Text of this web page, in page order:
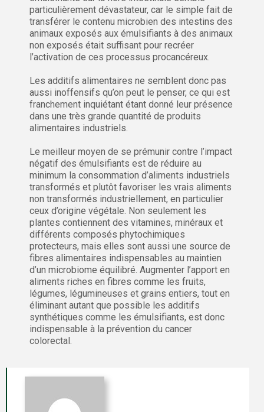
particulièrement dévastateur, car le simple fait de
transférer le contenu microbien des intestins des
animaux exposés aux émulsifiants à des animaux
non exposés était suffisant pour recréer
l’activation de ces processus procancéreux.
Les additifs alimentaires ne semblent donc pas
aussi inoffensifs qu’on peut le penser, ce qui est
franchement inquiétant étant donné leur présence
dans une très grande quantité de produits
alimentaires industriels.
Le meilleur moyen de se prémunir contre l’impact
négatif des émulsifiants est de réduire au
minimum la consommation d’aliments industriels
transformés et plutôt favoriser les vrais aliments
non transformés industriellement, en particulier
ceux d’origine végétale. Non seulement les
plantes contiennent des vitamines, minéraux et
différents composés phytochimiques
protecteurs, mais elles sont aussi une source de
fibres alimentaires indispensables au maintien
d’un microbiome équilibré. Augmenter l’apport en
aliments riches en fibres comme les fruits,
légumes, légumineuses et grains entiers, tout en
éliminant autant que possible les additifs
synthétiques comme les émulsifiants, est donc
indispensable à la prévention du cancer
colorectal.